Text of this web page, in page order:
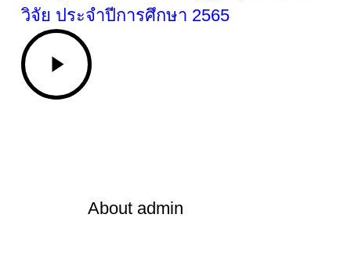
วิจัย ประจำปีการศึกษา 2565
Play
Video
Aboutadmin